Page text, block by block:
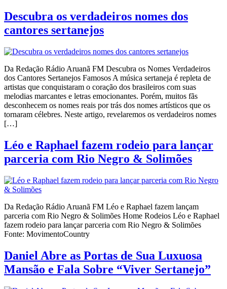
Descubra os verdadeiros nomes dos
cantores sertanejos
Da Redação Rádio Aruanã FM Descubra os Nomes Verdadeiros
dos Cantores Sertanejos Famosos A música sertaneja é repleta de
artistas que conquistaram o coração dos brasileiros com suas
melodias marcantes e letras emocionantes. Porém, muitos fãs
desconhecem os nomes reais por trás dos nomes artísticos que os
tornaram célebres. Neste artigo, revelaremos os verdadeiros nomes
[…]
Léo e Raphael fazem rodeio para lançar
parceria com Rio Negro & Solimões
Da Redação Rádio Aruanã FM Léo e Raphael fazem lançam
parceria com Rio Negro & Solimões Home Rodeios Léo e Raphael
fazem rodeio para lançar parceria com Rio Negro & Solimões
Fonte: MovimentoCountry
Daniel Abre as Portas de Sua Luxuosa
Mansão e Fala Sobre “Viver Sertanejo”